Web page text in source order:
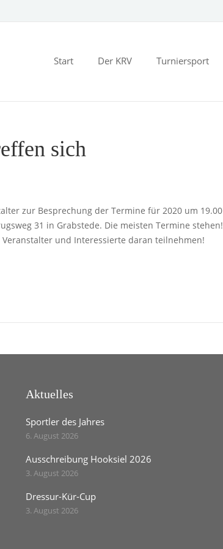
Start Der KRV Turniersport
sich
zur Besprechung der Termine für 2020 um 19.00
31 in Grabstede. Die meisten Termine stehen!
und Interessierte daran teilnehmen!
Aktuelles
Sportler des Jahres
6. August 2026
Ausschreibung Hooksiel 2026
3. August 2026
Dressur-Kür-Cup
3. August 2026